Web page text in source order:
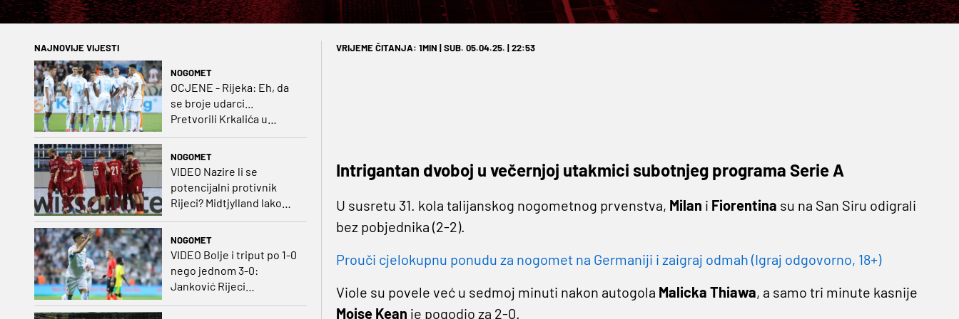
NAJNOVIJE VIJESTI
NOGOMET
OCJENE - Rijeka: Eh, da
se broje udarci...
Pretvorili Krkalića u
junaka, a izlet na uzvrat u
NOGOMET
VIDEO Nazire li se
potencijalni protivnik
Rijeci? Midtjylland lako
NOGOMET
VIDEO Bolje i triput po 1-0
nego jednom 3-0:
Janković Rijeci
VRIJEME ČITANJA: 1MIN | SUB. 05.04.25. | 22:53
Intrigantan dvoboj u večernjoj utakmici subotnjeg programa Serie A
U susretu 31. kola talijanskog nogometnog prvenstva, Milan i Fiorentina su na San Siru odigrali
bez pobjednika (2-2).
Prouči cjelokupnu ponudu za nogomet na Germaniji i zaigraj odmah (Igraj odgovorno, 18+)
Viole su povele već u sedmoj minuti nakon autogola Malicka Thiawa, a samo tri minute kasnije
Moise Kean je pogodio za 2-0.